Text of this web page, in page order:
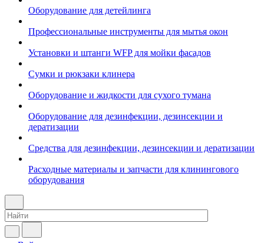
Оборудование для детейлинга
Профессиональные инструменты для мытья окон
Установки и штанги WFP для мойки фасадов
Сумки и рюкзаки клинера
Оборудование и жидкости для сухого тумана
Оборудование для дезинфекции, дезинсекции и
дератизации
Средства для дезинфекции, дезинсекции и дератизации
Расходные материалы и запчасти для клинингового
оборудования